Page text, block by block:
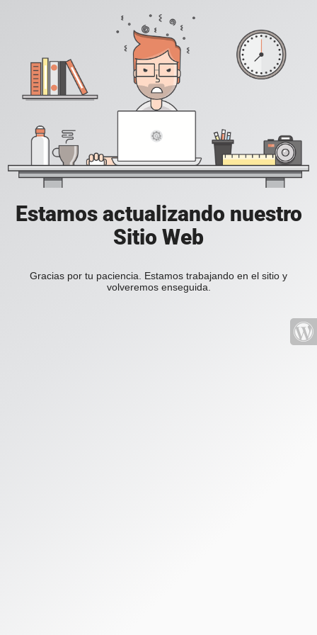
Estamos actualizando nuestro
Sitio Web
Gracias por tu paciencia. Estamos trabajando en el sitio y
volveremos enseguida.